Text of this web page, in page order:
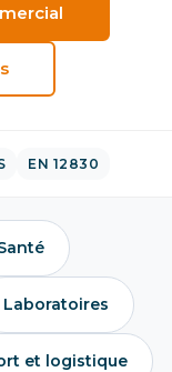
EN 12830
Laboratoires
et logistique